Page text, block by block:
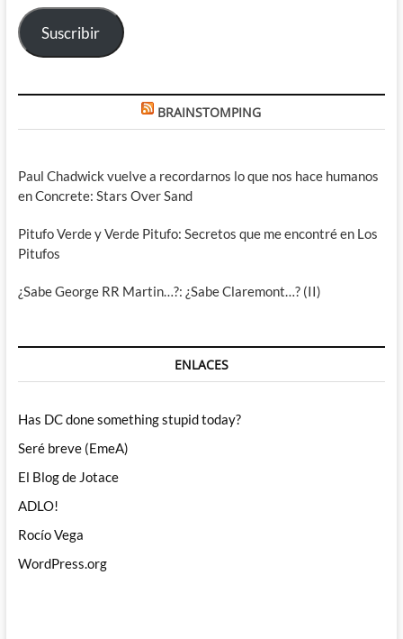
electrónico
Suscribir
BRAINSTOMPING
Paul Chadwick vuelve a recordarnos lo que nos hace humanos
en Concrete: Stars Over Sand
Pitufo Verde y Verde Pitufo: Secretos que me encontré en Los
Pitufos
¿Sabe George RR Martin…?: ¿Sabe Claremont…? (II)
ENLACES
Has DC done something stupid today?
Seré breve (EmeA)
El Blog de Jotace
ADLO!
Rocío Vega
WordPress.org